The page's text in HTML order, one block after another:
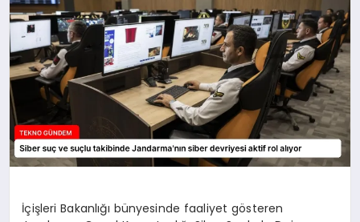
İçişleri Bakanlığı bünyesinde faaliyet gösteren